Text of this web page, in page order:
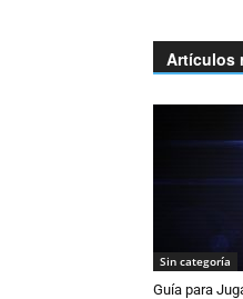
Artículos
Sin categoría
Guía para